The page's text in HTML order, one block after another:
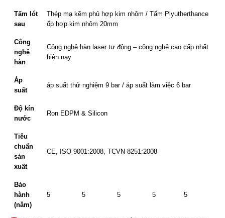
Tấm lót
sau
Thép mạ kẽm phủ hợp kim nhôm / Tấm Plyutherthance
ốp hợp kim nhôm 20mm
Công
nghệ
hàn
Công nghệ hàn laser tự động – công nghệ cao cấp nhất
hiện nay
Áp
suất
áp suất thử nghiệm 9 bar / áp suất làm việc 6 bar
Độ kín
nước
Ron EDPM & Silicon
Tiêu
chuẩn
sản
xuất
CE, ISO 9001:2008, TCVN 8251:2008
Bảo
hành
(năm)
5 5 5 5 5